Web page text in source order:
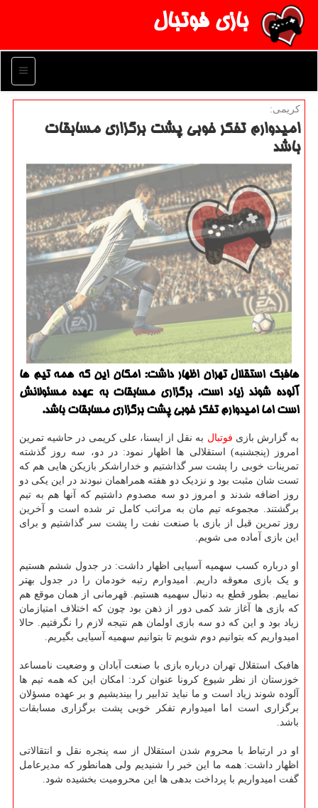
بازی فوتبال
منو
كریمی:
امیدوارم تفكر خوبی پشت برگزاری مسابقات
باشد
هافبك استقلال تهران اظهار داشت: امكان این كه همه تیم ها
آلوده شوند زیاد است. برگزاری مسابقات به عهده مسئولانش
است اما امیدوارم تفكر خوبی پشت برگزاری مسابقات باشد.
به گزارش بازی فوتبال به نقل از ایسنا، علی کریمی در حاشیه تمرین
امروز (پنجشنبه) استقلالی ها اظهار نمود: در دو، سه روز گذشته
تمرینات خوبی را پشت سر گذاشتیم و خداراشکر بازیکن هایی هم که
تست شان مثبت بود و نزدیک دو هفته همراهمان نبودند در این یکی دو
روز اضافه شدند و امروز دو سه مصدوم داشتیم که آنها هم به تیم
برگشتند. مجموعه تیم مان به مراتب کامل تر شده است و آخرین
روز تمرین قبل از بازی با صنعت نفت را پشت سر گذاشتیم و برای
این بازی آماده می شویم.
او درباره کسب سهمیه آسیایی اظهار داشت: در جدول ششم هستیم
و یک بازی معوقه داریم. امیدوارم رتبه خودمان را در جدول بهتر
نماییم. بطور قطع به دنبال سهمیه هستیم. قهرمانی از همان موقع هم
که بازی ها آغاز شد کمی دور از ذهن بود چون که اختلاف امتیازمان
زیاد بود و این که دو سه بازی اولمان هم نتیجه لازم را نگرفتیم. حالا
امیدواریم که بتوانیم دوم شویم تا بتوانیم سهمیه آسیایی بگیریم.
هافبک استقلال تهران درباره بازی با صنعت آبادان و وضعیت نامساعد
خوزستان از نظر شیوع کرونا عنوان کرد: امکان این که همه تیم ها
آلوده شوند زیاد است و ما نباید تدابیر را بیندیشیم و بر عهده مسؤلان
برگزاری است اما امیدوارم تفکر خوبی پشت برگزاری مسابقات
باشد.
او در ارتباط با محروم شدن استقلال از سه پنجره نقل و انتقالاتی
اظهار داشت: همه ما این خبر را شنیدیم ولی همانطور که مدیرعامل
گفت امیدواریم با پرداخت بدهی ها این محرومیت بخشیده شود.